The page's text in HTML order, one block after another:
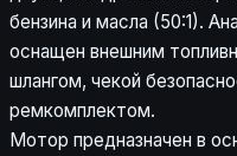
бензина и масла (50:1).
оснащен внешним
шлангом, чекой
ремкомплектом.
Мотор предназначен в